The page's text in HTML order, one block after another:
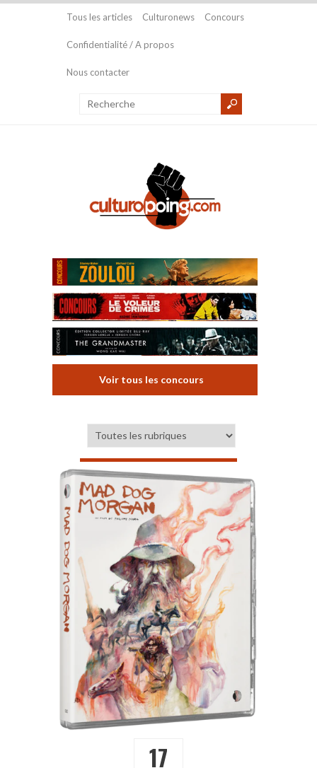
Tous les articles Culturonews Concours
Confidentialité / A propos
Nous contacter
Voir tous les concours
17